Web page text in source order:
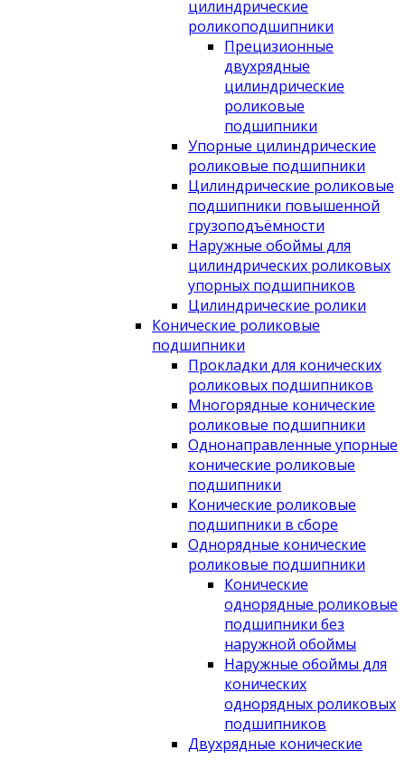
цилиндрические
роликоподшипники
Прецизионные
двухрядные
цилиндрические
роликовые
подшипники
Упорные цилиндрические
роликовые подшипники
Цилиндрические роликовые
подшипники повышенной
грузоподъёмности
Наружные обоймы для
цилиндрических роликовых
упорных подшипников
Цилиндрические ролики
Конические роликовые
подшипники
Прокладки для конических
роликовых подшипников
Многорядные конические
роликовые подшипники
Однонаправленные упорные
конические роликовые
подшипники
Конические роликовые
подшипники в сборе
Однорядные конические
роликовые подшипники
Конические
однорядные роликовые
подшипники без
наружной обоймы
Наружные обоймы для
конических
однорядных роликовых
подшипников
Двухрядные конические